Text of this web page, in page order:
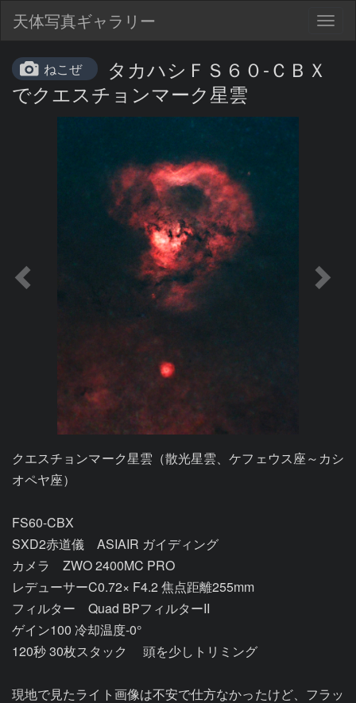
天体写真ギャラリー
ねこぜ
タカハシＦＳ６０-ＣＢＸ
でクエスチョンマーク星雲
クエスチョンマーク星雲（散光星雲、ケフェウス座～カシ
オペヤ座）
FS60-CBX
SXD2赤道儀　ASIAIR ガイディング
カメラ　ZWO 2400MC PRO
レデューサーC0.72× F4.2 焦点距離255mm
フィルター　Quad BPフィルターII
ゲイン100 冷却温度-0°
120秒 30枚スタック　 頭を少しトリミング
現地で見たライト画像は不安で仕方なかったけど、フラッ